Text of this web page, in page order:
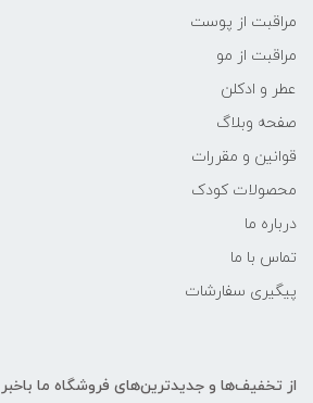
مراقبت از پوست
مراقبت از مو
عطر و ادکلن
صفحه وبلاگ
قوانین و مقررات
محصولات کودک
درباره ما
تماس با ما
پیگیری سفارشات
از تخفیف‌ها و جدیدترین‌های فروشگاه ما